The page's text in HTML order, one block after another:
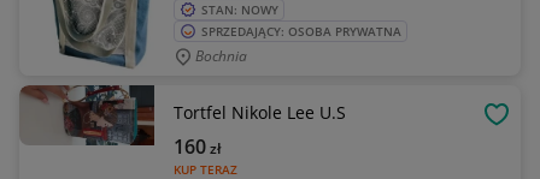
STAN: NOWY
SPRZEDAJĄCY: OSOBA PRYWATNA
Bochnia
Tortfel Nikole Lee U.S
KUP TERAZ
160zł